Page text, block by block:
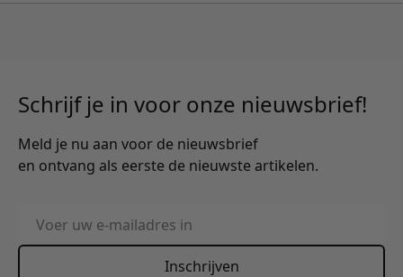
Schrijf je in voor onze nieuwsbrief!
Meld je nu aan voor de nieuwsbrief
en ontvang als eerste de nieuwste artikelen.
E-mailadres
Inschrijven